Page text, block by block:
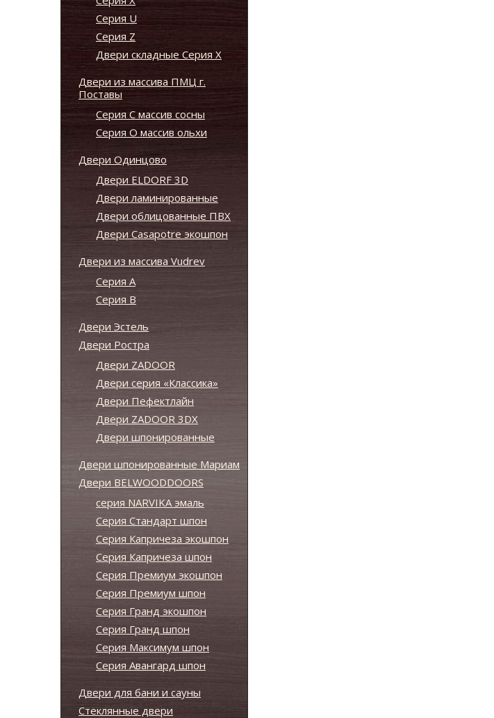
Серия U
Серия Z
Двери складные Серия Х
Двери из массива ПМЦ г.
Поставы
Серия С массив сосны
Серия О массив ольхи
Двери Одинцово
Двери ELDORF 3D
Двери ламинированные
Двери облицованные ПВХ
Двери Casapotre экошпон
Двери из массива Vudrev
Серия А
Серия B
Двери Эстель
Двери Ростра
Двери ZADOOR
Двери серия «Классика»
Двери Пефектлайн
Двери ZADOOR 3DX
Двери шпонированные
Двери шпонированные Мариам
Двери BELWOODDOORS
серия NARVIKA эмаль
Серия Стандарт шпон
Серия Капричеза экошпон
Серия Капричеза шпон
Серия Премиум экошпон
Серия Премиум шпон
Серия Гранд экошпон
Серия Гранд шпон
Серия Максимум шпон
Серия Авангард шпон
Двери для бани и сауны
Стеклянные двери